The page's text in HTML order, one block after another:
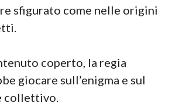
sfigurato come nelle origini
coperto, la regia
giocare sull’enigma e sul
collettivo.